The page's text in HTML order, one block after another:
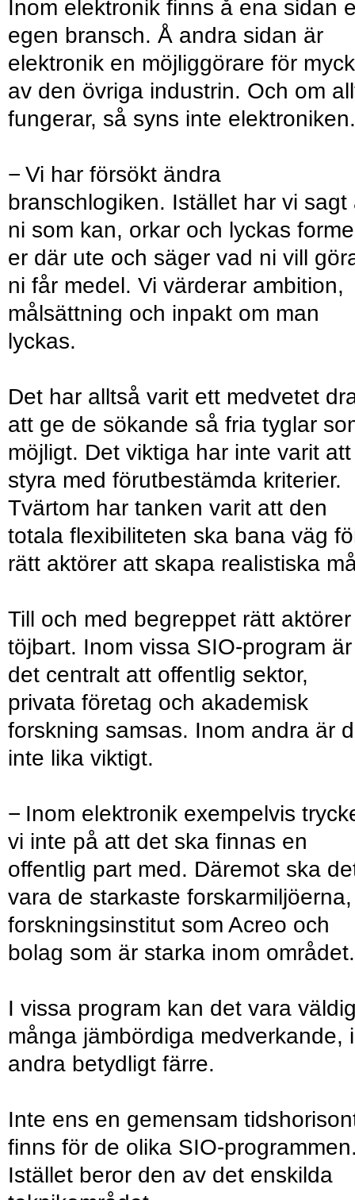
Inom elektronik finns å ena sidan
egen bransch. Å andra sidan är
elektronik en möjliggörare för
av den övriga industrin. Och om
fungerar, så syns inte elektroniken.
− Vi har försökt ändra
branschlogiken. Istället har vi sagt
ni som kan, orkar och lyckas
er där ute och säger vad ni vill
ni får medel. Vi värderar ambition,
målsättning och inpakt om man
lyckas.
Det har alltså varit ett medvetet
att ge de sökande så fria tyglar
möjligt. Det viktiga har inte varit att
styra med förutbestämda kriterier.
Tvärtom har tanken varit att den
totala flexibiliteten ska bana väg
rätt aktörer att skapa realistiska
Till och med begreppet rätt
töjbart. Inom vissa SIO-program är
det centralt att offentlig sektor,
privata företag och akademisk
forskning samsas. Inom andra är
inte lika viktigt.
− Inom elektronik exempelvis
vi inte på att det ska finnas en
offentlig part med. Däremot ska
vara de starkaste forskarmiljöerna,
forskningsinstitut som Acreo och
bolag som är starka inom området.
I vissa program kan det vara
många jämbördiga medverkande, i
andra betydligt färre.
Inte ens en gemensam
finns för de olika SIO-
Istället beror den av det enskilda